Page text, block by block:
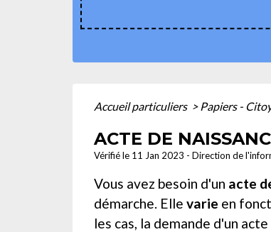
Accueil particuliers > Papiers -
ACTE DE
Vérifié le 11 Jan 2023 - Direction de
Vous avez besoin d'un acte
démarche. Elle varie en
les cas, la demande d'un